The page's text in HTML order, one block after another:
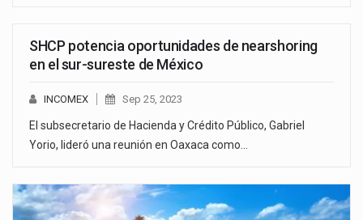
SHCP potencia oportunidades de nearshoring
en el sur-sureste de México
INCOMEX Sep 25, 2023
El subsecretario de Hacienda y Crédito Público, Gabriel
Yorio, lideró una reunión en Oaxaca como…